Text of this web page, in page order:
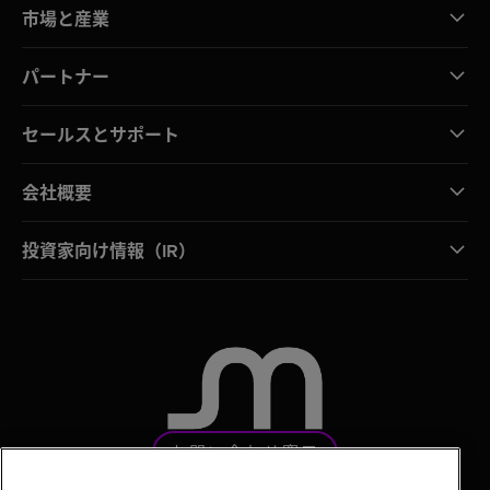
市場と産業
パートナー
セールスとサポート
会社概要
投資家向け情報（IR）
お問い合わせ窓口